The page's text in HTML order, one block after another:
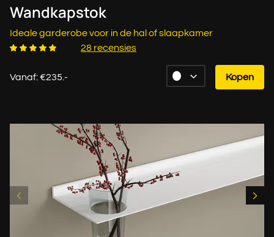
Wandkapstok
Ideale garderobe voor in de hal of slaapkamer
28 recensies
Vanaf: €235.- Kopen